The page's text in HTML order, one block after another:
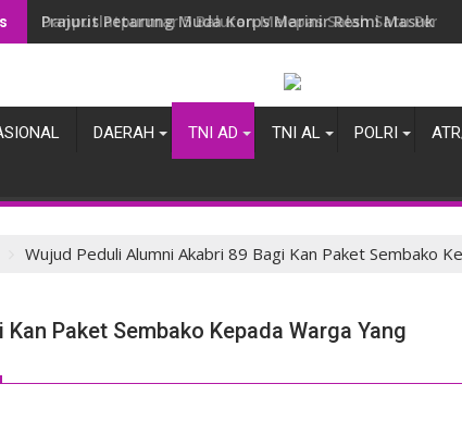
Danpuslatpurmar 5 Baluran Melepas Salah Satu
DAERAH TNI AD TNI AL POLRI
Wujud Peduli Alumni Akabri 89 Bagi Kan Paket Sembako
Paket Sembako Kepada Warga Yang